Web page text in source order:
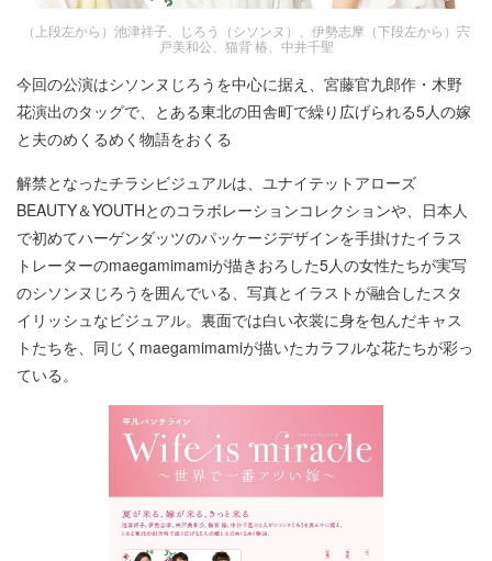
（上段左から）池津祥子、じろう（シソンヌ）、伊勢志摩（下段左から）宍
戸美和公、猫背 椿、中井千聖
今回の公演はシソンヌじろうを中心に据え、宮藤官九郎作・木野
花演出のタッグで、とある東北の田舎町で繰り広げられる5人の嫁
と夫のめくるめく物語をおくる
解禁となったチラシビジュアルは、ユナイテットアローズ
BEAUTY＆YOUTHとのコラボレーションコレクションや、日本人
で初めてハーゲンダッツのパッケージデザインを手掛けたイラス
トレーターのmaegamimamiが描きおろした5人の女性たちが実写
のシソンヌじろうを囲んでいる、写真とイラストが融合したスタ
イリッシュなビジュアル。裏面では白い衣裳に身を包んだキャス
トたちを、同じくmaegamimamiが描いたカラフルな花たちが彩っ
ている。